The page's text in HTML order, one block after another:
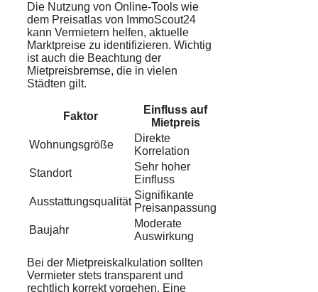
Die Nutzung von Online-Tools wie
dem Preisatlas von ImmoScout24
kann Vermietern helfen, aktuelle
Marktpreise zu identifizieren. Wichtig
ist auch die Beachtung der
Mietpreisbremse, die in vielen
Städten gilt.
Faktor
Einfluss auf
Mietpreis
Wohnungsgröße
Direkte
Korrelation
Standort
Sehr hoher
Einfluss
Ausstattungsqualität
Signifikante
Preisanpassung
Baujahr
Moderate
Auswirkung
Bei der Mietpreiskalkulation sollten
Vermieter stets transparent und
rechtlich korrekt vorgehen. Eine